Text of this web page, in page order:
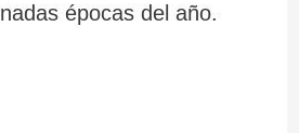
épocas del año.